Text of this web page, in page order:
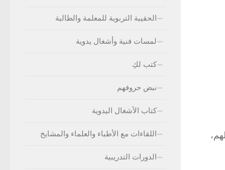
الحقيبة التربوية للمعلمة والطالبة
لمسات فنية وأشغال يدوية
كتب لكِ
نبض حروفهم
كتاب الأشغال اليدوية
اللقاءات مع الأطباء والعلماء والمشايخ
الدورات التدريبية